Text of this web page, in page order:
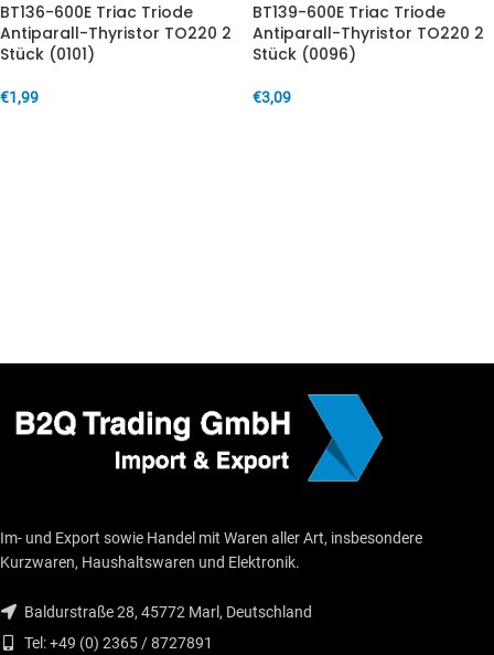
BT136-600E Triac Triode
Antiparall-Thyristor TO220 2
Stück (0101)
€1,99
BT139-600E Triac Triode
Antiparall-Thyristor TO220 2
Stück (0096)
€3,09
Im- und Export sowie Handel mit Waren aller Art, insbesondere
Kurzwaren, Haushaltswaren und Elektronik.
Baldurstraße 28, 45772 Marl, Deutschland
Tel: +49 (0) 2365 / 8727891